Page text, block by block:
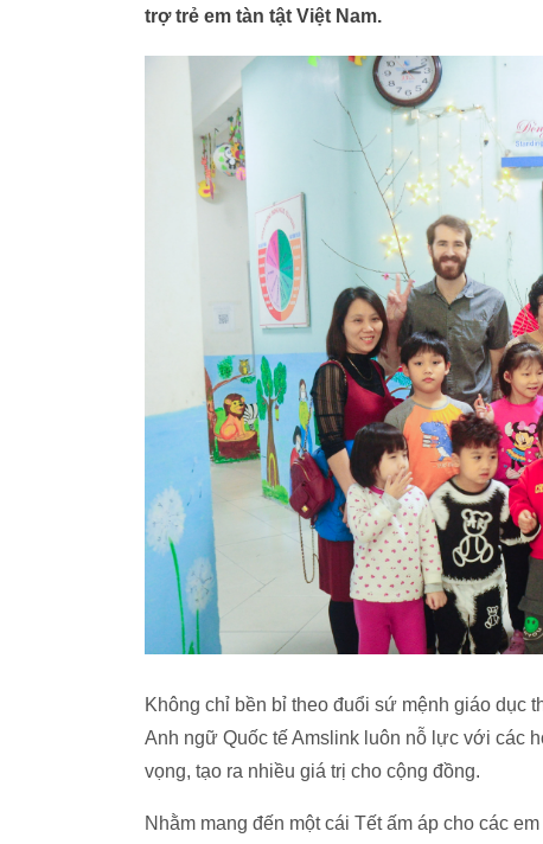
trợ trẻ em tàn tật Việt Nam.
Không chỉ bền bỉ theo đuổi sứ mệnh giáo dục
Anh ngữ Quốc tế Amslink luôn nỗ lực với các
vọng, tạo ra nhiều giá trị cho cộng đồng.
Nhằm mang đến một cái Tết ấm áp cho các